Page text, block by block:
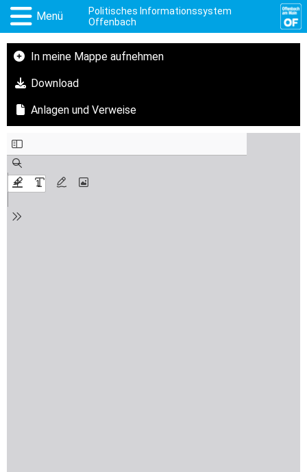
Menü
Politisches Informationssystem
Offenbach
In meine Mappe aufnehmen
Download
Anlagen und Verweise